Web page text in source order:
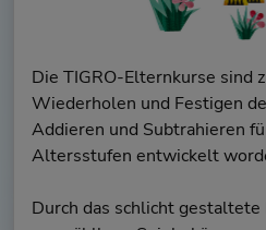
Die TIGRO-Elternkurse sind
Wiederholen und Festigen
Addieren und Subtrahieren
Altersstufen entwickelt
Durch das schlicht